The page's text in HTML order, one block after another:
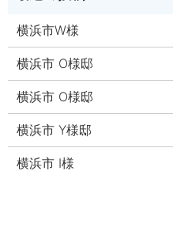
横浜市W様
横浜市 O様邸
横浜市 O様邸
横浜市 Y様邸
横浜市 I様